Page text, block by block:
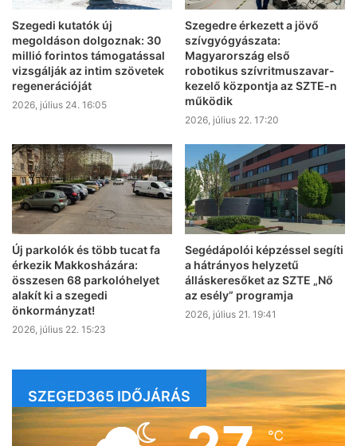
Szegedi kutatók új
megoldáson dolgoznak: 30
millió forintos támogatással
vizsgálják az intim szövetek
regenerációját
2026, július 24. 16:05
Szegedre érkezett a jövő
szívgyógyászata:
Magyarország első
robotikus szívritmuszavar-
kezelő központja az SZTE-n
működik
2026, július 22. 17:20
Új parkolók és több tucat fa
érkezik Makkosházára:
összesen 68 parkolóhelyet
alakít ki a szegedi
önkormányzat!
2026, július 22. 15:23
Segédápolói képzéssel segíti
a hátrányos helyzetű
álláskeresőket az SZTE „Nő
az esély” programja
2026, július 21. 19:41
SZEGED365 IDŐJÁRÁS
℃